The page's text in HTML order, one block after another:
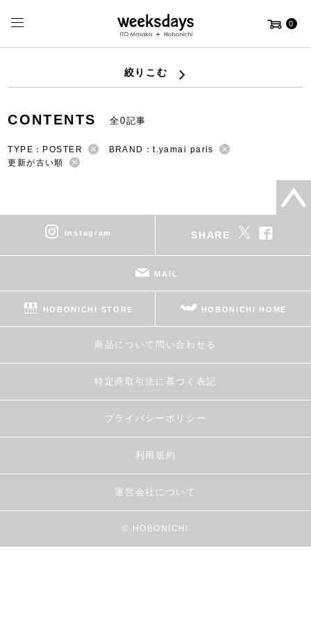
0
絞りこむ
CONTENTS 全0記事
TYPE：POSTER
BRAND：t.yamai paris
更新が古い順
instagram SHARE
MAIL
HOBONICHI STORE HOBONICHI HOME
商品について問い合わせる
特定商取引法に基づく表記
プライバシーポリシー
利用規約
運営会社について
© HOBONICHI